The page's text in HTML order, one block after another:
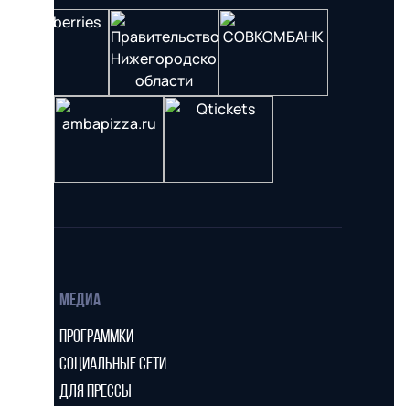
МЕДИА
ПРОГРАММКИ
СОЦИАЛЬНЫЕ СЕТИ
ДЛЯ ПРЕССЫ